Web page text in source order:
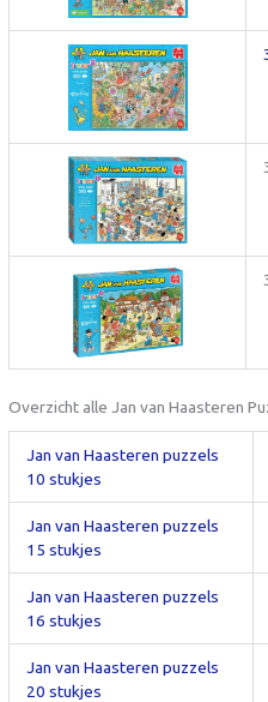
Overzicht alle Jan van Haasteren
Jan van Haasteren puzzels
10 stukjes
Jan van Haasteren puzzels
15 stukjes
Jan van Haasteren puzzels
16 stukjes
Jan van Haasteren puzzels
20 stukjes